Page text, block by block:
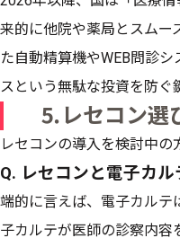
来的に他院や薬局とスムー
た自動精算機やWEB問診
スという無駄な投資を防ぐ
⒌レセコン選
レセコンの導入を検討中
Q. レセコンと電子カ
端的に言えば、電子カルテ
子カルテが医師の診察内